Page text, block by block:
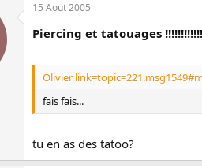
b
u
15 Aout 2005
Piercing et tatouages !!!!!!!!!!!!
Olivier
fais fais...
tu en as des tatoo?